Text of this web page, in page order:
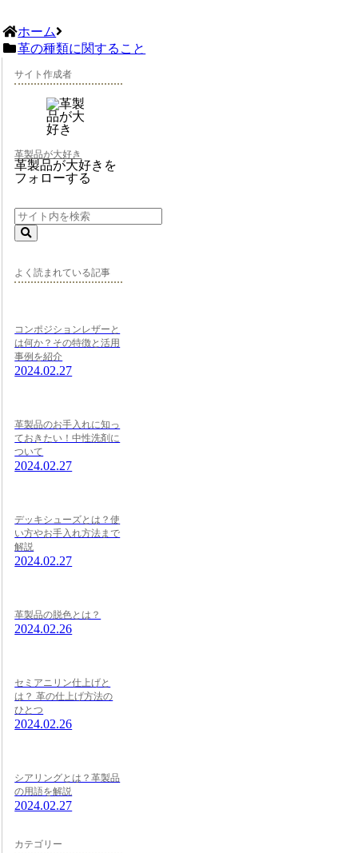
ホーム
革の種類に関すること
サイト作成者
革製品が大好き
革製品が大好きを
フォローする
よく読まれている記事
コンポジションレザーと
は何か？その特徴と活用
事例を紹介
2024.02.27
革製品のお手入れに知っ
ておきたい！中性洗剤に
ついて
2024.02.27
デッキシューズとは？使
い方やお手入れ方法まで
解説
2024.02.27
革製品の脱色とは？
2024.02.26
セミアニリン仕上げと
は？ 革の仕上げ方法の
ひとつ
2024.02.26
シアリングとは？革製品
の用語を解説
2024.02.27
カテゴリー